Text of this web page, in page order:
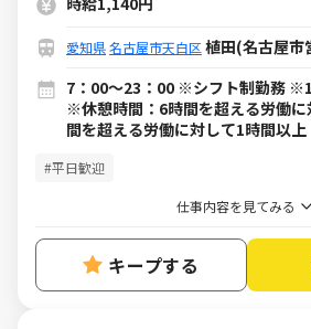
愛知県名古屋市天白区 植田(名古屋市
7：00～23：00 ※シフト制勤務
※休憩時間：6時間を超える労働
間を超える労働に対して1時間以上
#平日歓迎
仕事内容を見てみる
キープする